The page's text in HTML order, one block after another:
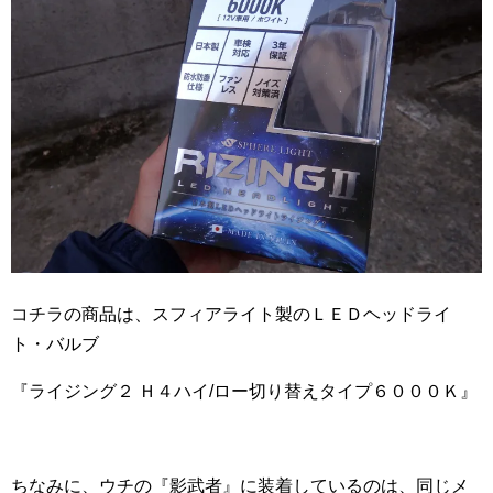
コチラの商品は、スフィアライト製のＬＥＤヘッドライ
ト・バルブ
『ライジング２ Ｈ４ハイ/ロー切り替えタイプ６０００Ｋ』
ちなみに、ウチの『影武者』に装着しているのは、同じメ